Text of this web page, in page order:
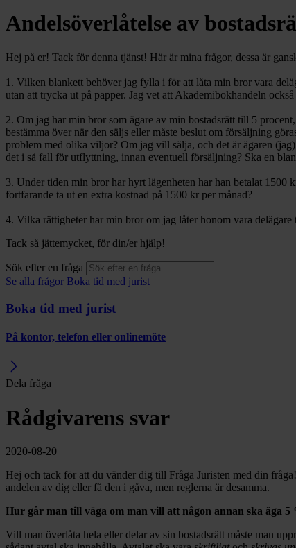
Andelsöverlåtelse av
Hej på er! Tack för denna tjänst! Här är mina frågor, dessa är
1. Vilken blankett behöver jag fylla i för att låta min bror vara
utan att trycka ut på papper. Jag vet att Akademibokhandeln
2. Om jag har min bror som ägare av min bostadsrätt till 5
bestämma över när den säljs eller måste beslut om försäljning
problem med olika viljor? Om jag vill sälja, och det är ägaren
det i så fall för utflyttning, innan eventuell försäljning? Ska en
3. Under tiden min bror har hyrt lägenheten har han betalat
fortfarande ta ut en extra kostnad på 1500 kr per månad?
4. Vilka rättigheter har min bror om jag låter honom vara
Tack så jättemycket, för din/er hjälp!
Sök efter en fråga
Se alla frågor Boka tid med jurist
Boka tid med jurist
På kontor, telefon eller onlinemöte
Dela fråga
Rådgivarens svar
2020-08-20
Hej och tack för att du vänder dig till Fråga Juristen med din
andelen av dig eller få den i gåva, men reglerna är desamma.
Hur går man till väga om man vill att någon annan ska äga 5
Vill man överlåta hela eller delar av sin bostadsrätt måste man